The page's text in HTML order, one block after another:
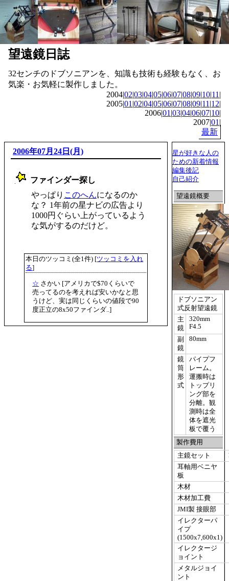
望遠鏡日誌
32センチのドブソニアンを、知識も技術も経験もなく、お
気楽・お気軽に製作しました。
2004|02|03|04|05|06|07|08|09|10|11 |
2005|01 |02|04|05|06|07|08|09|11 |12|
2006|01 |03|04|06|07|10|
2007|01 |
最新
2006年07月24日(月)
ファインダー探し
やっぱり このへんになるのか
な？ 1年前の星ナビの広告より
1000円ぐらい上がっているよう
な気がするのだけど。
本日のツッコミ(全1件) [ツッコミを入れ
る]
☆ さかい [アメリカで$70くらいで
売ってるのを考えれば安いかなと思
うけど、実は同じくらいの値段で90
度正立の8x50ファインダ..]
星が好きな人の
ための新着情報
編集後記
自己紹介
望遠鏡概要
ドブソニアン
式反射望遠鏡
主
鏡
320mm
F4.5
副
鏡
80mm
鏡
筒
形
式
パイプフ
レーム。
運搬時は
トップリ
ング部を
分離。観
測時は全
体を遮光
板で覆う
製作費用
主鏡セット
耳軸用ベニヤ
板
木材
木材加工費
JMI製 接眼部
イレクターパ
イプ
(1500x7,600x1)
イレクタージ
ョイント
メタルジョイ
ント